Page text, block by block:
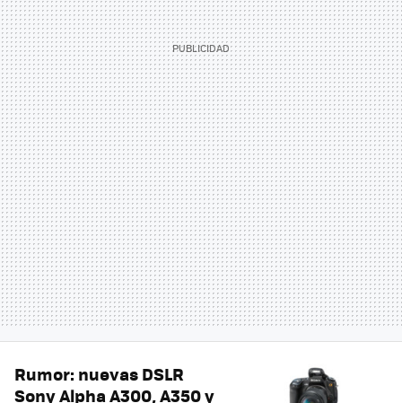
Rumor: nuevas DSLR
Sony Alpha A300, A350 y